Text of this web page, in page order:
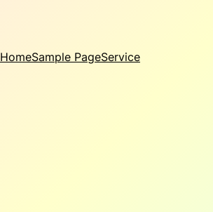
HomeSample PageService